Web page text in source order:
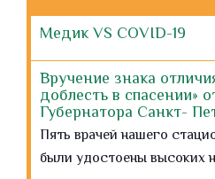
Медик VS COVID-19
Вручение знака
доблесть в спасении»
Губернатора Санкт-
Пять врачей нашего
были удостоены высоких